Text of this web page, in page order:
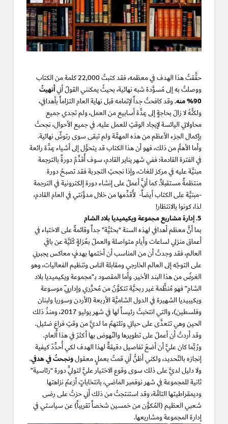
حقَّقتُ هذا الهدف في معظمه، فقد كتبتُ 22,000 كلمة من الكتاب
ووصلتُ به إلى مُسوَّدة شبه نهائية، بحيثُ يمكنني القولُ أنيأنهيتُ
90% منه.
وقد كافحتُ جداً لإتمامه قبل نهاية العام التزاماً بأهدافي،
ولكنَّهُ لا زالَ بحاجةٍ إلى عِدَّة أسابيع من العمل، ولم تجدي جميع
محاولاتي اليائسة لإيجاد الوقتِ للعمل عليه. في جميع الأحوال، نجحتُ
بإكمال الجزء الأعظم من هذه المهمَّة ولم تبقى سوى رتوشٌ نهائية.
وأما الأهمُّ من ذلك، فهو أن هذا الكتاب قد يتحوَّل إلى أشياء عِدَّة رائعة
في الفترة القادمة: ففي شهر يناير القادم، سوف أُقدِّمُ دورةً بالترجمة
مبنيَّة عليه في مركز للغات، وإذا نجحتِ التجربة فقد تصبحُ دورة
منتظمةً مستقبلاً. كما أنَّي أعملُ على إنشاء دورة إلكترونية في الترجمة
-مبنيَّة على الكتاب أيضاً- لأُقدِّمها من خلال مدوَّنتي في العام القادم،
لذا، كونوا بالانتظار!
5. إدارة مشاريع مجموعة ويكيميديا بلاد الشام
بما أنَّ معظم أهدافي لهذه السنة “بحثيَّة” جداً وقائمةٌ على الاختباء في
أعماق منزلي لساعات وأيام متواصلة والعملَ بعُزلةٍ كُليَّة عن باقي
العالم، فقد وجدتُ أن من المناسب أن أختمها بهدفٍ معاكس يجبرني
على التوجّه إلى العالم الخارجي ومقابلة الناس وتنظيم الفعاليات، وهو
الغرضُ من هذا البند الأخير. وأما المقصود بـ”مجموعة ويكيميديا بلاد
الشام” فهو مُنظَّمة غير ربحيَّة تتكوَّنُ من مُحرِّري وإداريّي موسوعة
ويكيبيديا الشهيرة في الدول الشاميَّة الأربعة (الأردن وسوريا ولبنان
وفلسطين)، والتي انتخبتُ رئيساً لها في شهر يوليو 2017، ومنذُ ذلك
الحين وهي تتعدَّى على حياتي وتلتهمُ ما لديَّ من وقتِ فراغٍ ضئيل.
وقد أردتُ أن أعملَ على تطويرها والنّهوض بها أكثرَ في هذا العام.
ورُبَّما كان عليَّ أن أضعَ تفاصيل دقيقةً لهذا الهدف لكي أُحدِّدَ كيفية
إنجازه بالتّحديد، ولكني أظنُّ أني قمتُ بعملٍ معقولونجحتُ في هدفي.
ولا دليل لديَّ على ذلك سوى وقوع الاختيار عليَّ لتولِّي دورة “رئاسية”
ثانية للمجموعة في شهر نوفمبر الماضي، بانتخاباتٍ أزعمُ نزاهتها
وديمقراطيتها التامَّة، وقد استنتجتُ من ذلك أني حزتُ على رضى
شعبي العظيم (المُكوَّن من خمسين شخصاً تقريباً) عن سياستي في
إدارة المجموعة ومشاريعها.